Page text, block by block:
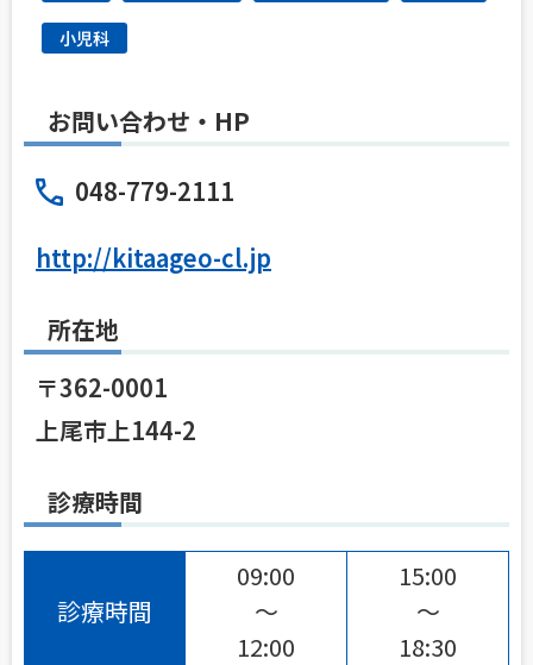
小児科
お問い合わせ・HP
048-779-2111
http://kitaageo-cl.jp
所在地
〒362-0001
上尾市上144-2
診療時間
診療時間
09:00
〜
12:00
15:00
〜
18:30